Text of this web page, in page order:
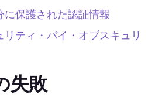
に保護された認証情報
リティ・バイ・オブスキュリ
失敗